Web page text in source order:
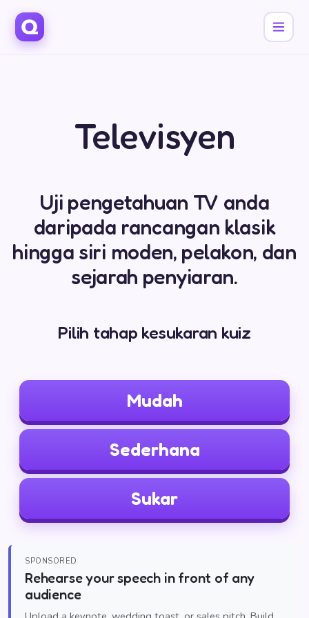
Televisyen
Uji pengetahuan TV anda
daripada rancangan klasik
hingga siri moden, pelakon, dan
sejarah penyiaran.
Pilih tahap kesukaran kuiz
Mudah
Sederhana
Sukar
SPONSORED
Rehearse your speech in front of any
audience